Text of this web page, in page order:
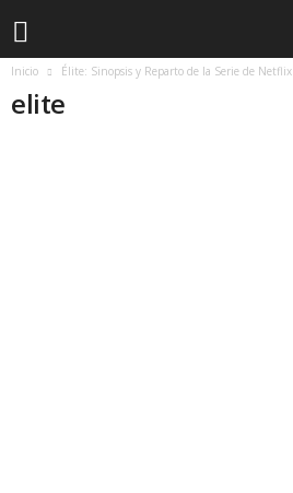
Inicio Élite: Sinopsis y Reparto de la Serie de Netflix
elite